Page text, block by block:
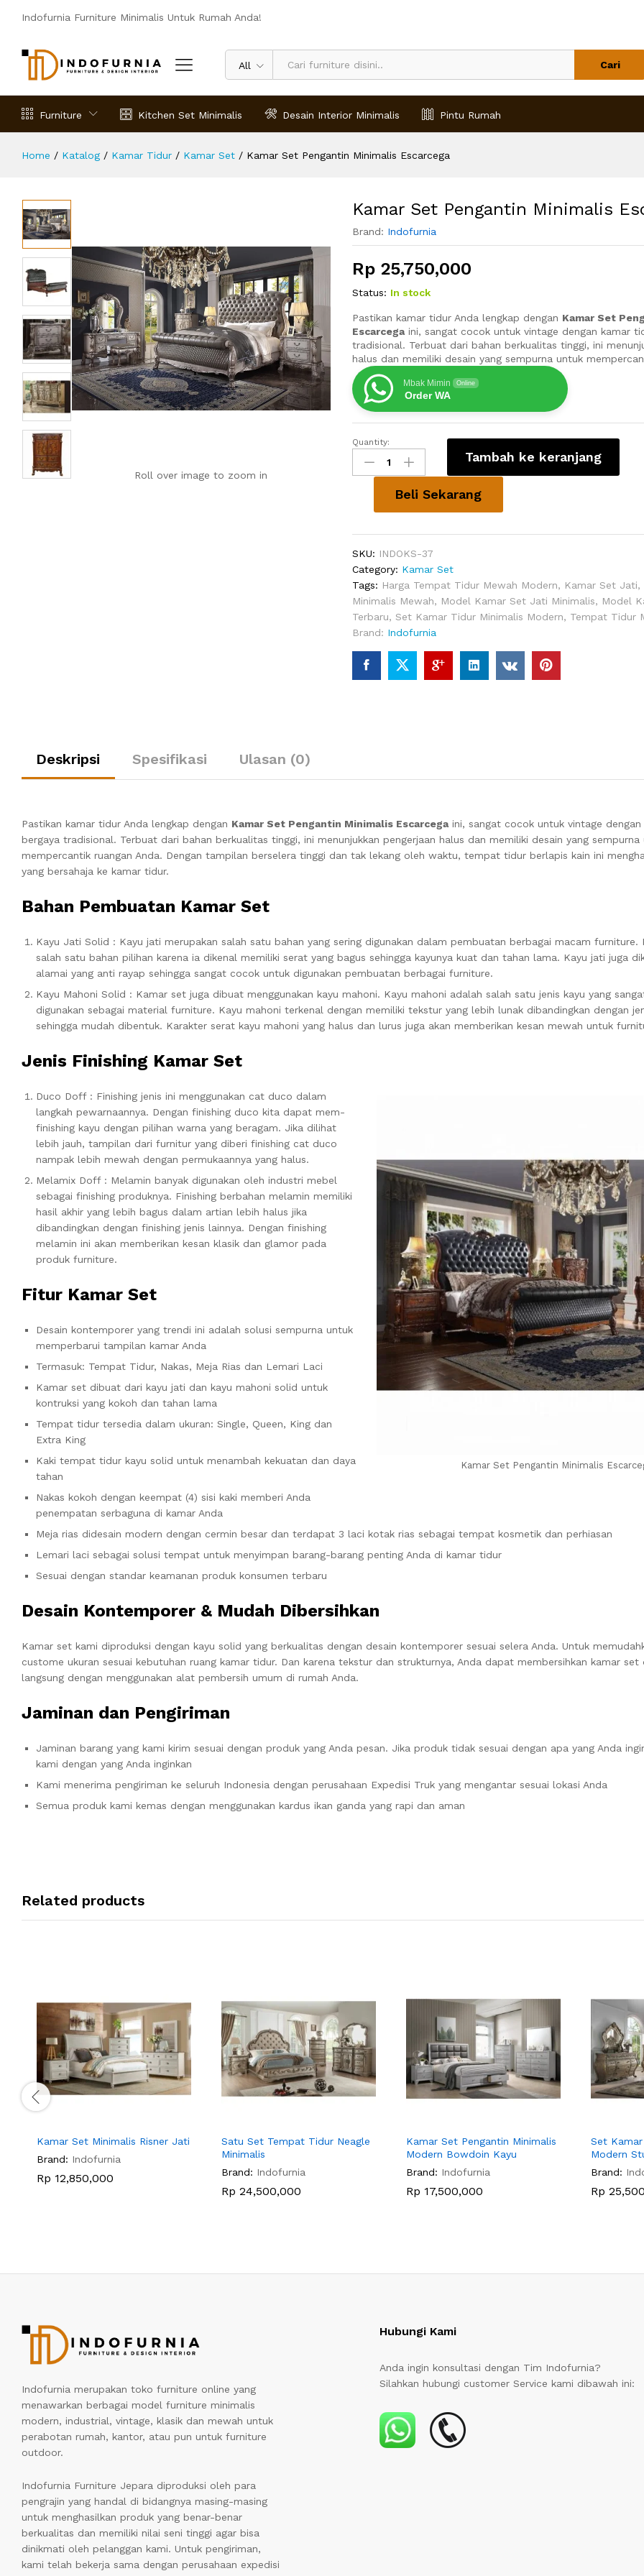
Indofurnia Furniture Minimalis Untuk Rumah Anda!
All Cari
Furniture Kitchen Set Minimalis Desain Interior Minimalis Pintu Rumah
Home / Katalog / Kamar Tidur / Kamar Set / Kamar Set Pengantin Minimalis Escarcega
Roll over image to zoom in
Kamar Set Pengantin Minimalis
Brand: Indofurnia
Rp25,750,000
Status: In stock
Pastikan kamar tidur Anda lengkap dengan Kamar Set
Escarcegaini, sangat cocok untuk vintage dengan kamar
tradisional. Terbuat dari bahan berkualitas tinggi, ini
halus dan memiliki desain yang sempurna untuk
Mbak Mimin Online
Order WA
Kamar
Set
Pengantin
Quantity:
Tambah ke keranjang
Beli Sekarang
SKU: INDOKS-37
Category: Kamar Set
Tags: Harga Tempat Tidur Mewah Modern, Kamar Set Jati,
Minimalis Mewah, Model Kamar Set Jati Minimalis, Model
Terbaru, Set Kamar Tidur Minimalis Modern, Tempat Tidur
Brand: Indofurnia
Deskripsi Spesifikasi Ulasan (0)
Pastikan kamar tidur Anda lengkap dengan Kamar Set Pengantin Minimalis Escarcegaini, sangat cocok untuk vintage
bergaya tradisional. Terbuat dari bahan berkualitas tinggi, ini menunjukkan pengerjaan halus dan memiliki desain yang sempurna
mempercantik ruangan Anda. Dengan tampilan berselera tinggi dan tak lekang oleh waktu, tempat tidur berlapis kain ini
yang bersahaja ke kamar tidur.
Bahan Pembuatan Kamar Set
Kayu Jati Solid : Kayu jati merupakan salah satu bahan yang sering digunakan dalam pembuatan berbagai macam furniture.
salah satu bahan pilihan karena ia dikenal memiliki serat yang bagus sehingga kayunya kuat dan tahan lama. Kayu jati juga
alamai yang anti rayap sehingga sangat cocok untuk digunakan pembuatan berbagai furniture.
Kayu Mahoni Solid : Kamar set juga dibuat menggunakan kayu mahoni. Kayu mahoni adalah salah satu jenis kayu yang
digunakan sebagai material furniture. Kayu mahoni terkenal dengan memiliki tekstur yang lebih lunak dibandingkan dengan
sehingga mudah dibentuk. Karakter serat kayu mahoni yang halus dan lurus juga akan memberikan kesan mewah untuk
Jenis Finishing Kamar Set
Kamar Set Pengantin Minimalis
Duco Doff : Finishing jenis ini menggunakan cat duco dalam
langkah pewarnaannya. Dengan finishing duco kita dapat mem-
finishing kayu dengan pilihan warna yang beragam. Jika dilihat
lebih jauh, tampilan dari furnitur yang diberi finishing cat duco
nampak lebih mewah dengan permukaannya yang halus.
Melamix Doff : Melamin banyak digunakan oleh industri mebel
sebagai finishing produknya. Finishing berbahan melamin memiliki
hasil akhir yang lebih bagus dalam artian lebih halus jika
dibandingkan dengan finishing jenis lainnya. Dengan finishing
melamin ini akan memberikan kesan klasik dan glamor pada
produk furniture.
Fitur Kamar Set
Desain kontemporer yang trendi ini adalah solusi sempurna untuk
memperbarui tampilan kamar Anda
Termasuk: Tempat Tidur, Nakas, Meja Rias dan Lemari Laci
Kamar set dibuat dari kayu jati dan kayu mahoni solid untuk
kontruksi yang kokoh dan tahan lama
Tempat tidur tersedia dalam ukuran: Single, Queen, King dan
Extra King
Kaki tempat tidur kayu solid untuk menambah kekuatan dan daya
tahan
Nakas kokoh dengan keempat (4) sisi kaki memberi Anda
penempatan serbaguna di kamar Anda
Meja rias didesain modern dengan cermin besar dan terdapat 3 laci kotak rias sebagai tempat kosmetik dan perhiasan
Lemari laci sebagai solusi tempat untuk menyimpan barang-barang penting Anda di kamar tidur
Sesuai dengan standar keamanan produk konsumen terbaru
Desain Kontemporer & Mudah Dibersihkan
Kamar set kami diproduksi dengan kayu solid yang berkualitas dengan desain kontemporer sesuai selera Anda. Untuk
custome ukuran sesuai kebutuhan ruang kamar tidur. Dan karena tekstur dan strukturnya, Anda dapat membersihkan kamar
langsung dengan menggunakan alat pembersih umum di rumah Anda.
Jaminan dan Pengiriman
Jaminan barang yang kami kirim sesuai dengan produk yang Anda pesan. Jika produk tidak sesuai dengan apa yang Anda
kami dengan yang Anda inginkan
Kami menerima pengiriman ke seluruh Indonesia dengan perusahaan Expedisi Truk yang mengantar sesuai lokasi Anda
Semua produk kami kemas dengan menggunakan kardus ikan ganda yang rapi dan aman
Related products
Kamar Set Minimalis Risner Jati
Brand: Indofurnia
Rp 12,850,000
Satu Set Tempat Tidur Neagle
Minimalis
Brand: Indofurnia
Rp 24,500,000
Kamar Set Pengantin Minimalis
Modern Bowdoin Kayu
Brand: Indofurnia
Rp 17,500,000
Set
Modern
Brand:
Rp
Indofurnia merupakan toko furniture online yang
menawarkan berbagai model furniture minimalis
modern, industrial, vintage, klasik dan mewah untuk
perabotan rumah, kantor, atau pun untuk furniture
outdoor.
Indofurnia Furniture Jepara diproduksi oleh para
pengrajin yang handal di bidangnya masing-masing
untuk menghasilkan produk yang benar-benar
berkualitas dan memiliki nilai seni tinggi agar bisa
dinikmati oleh pelanggan kami. Untuk pengiriman,
kami telah bekerja sama dengan perusahaan expedisi
Hubungi Kami
Anda ingin konsultasi dengan Tim Indofurnia?
Silahkan hubungi customer Service kami dibawah ini:
Deskripsi Spesifikasi Ulasan (0)